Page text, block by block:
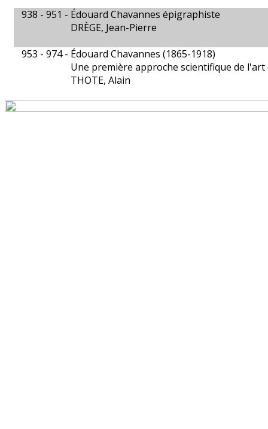
938 - 951 - Édouard Chavannes épigraphiste
DRÈGE, Jean-Pierre
953 - 974 - Édouard Chavannes (1865-1918)
Une première approche scientifique de l'art
THOTE, Alain